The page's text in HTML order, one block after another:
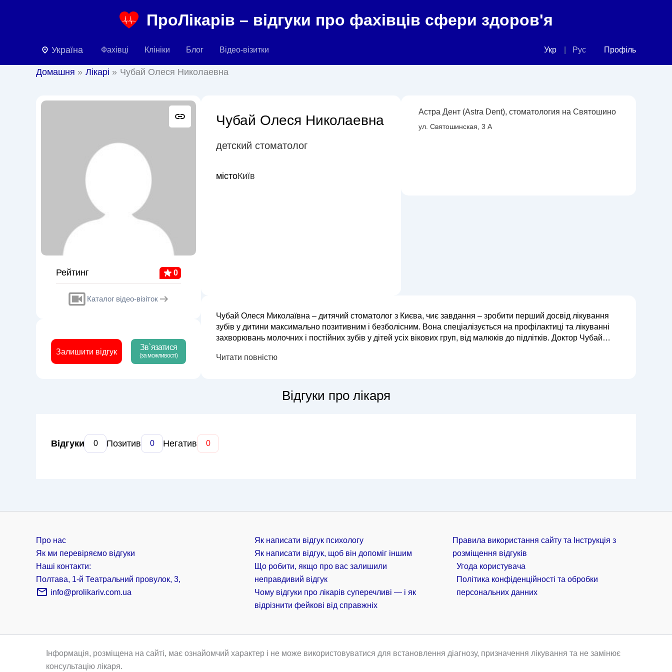
ПроЛікарів – відгуки про фахівців сфери здоров'я
Україна Фахівці Клініки Блог Відео-візитки Укр Рус Профіль
Домашня Лікарі Чубай Олеся Николаевна
Рейтинг 0
Каталог відео-візіток
Залишити відгук
Зв`язатися
(за можливості)
Чубай Олеся Николаевна
детский стоматолог
містоКиїв
Астра Дент (Astra Dent), стоматология на Святошино
ул. Святошинская, 3 А
Чубай Олеся Миколаївна – дитячий стоматолог з Києва, чиє завдання – зробити перший досвід лікування
зубів у дитини максимально позитивним і безболісним. Вона спеціалізується на профілактиці та лікуванні
захворювань молочних і постійних зубів у дітей усіх вікових груп, від малюків до підлітків. Доктор Чубай
Читати повністю
Відгуки про лікаря
Відгуки 0 Позитив 0 Негатив 0
Про нас
Як ми перевіряємо відгуки
Наші контакти:
Полтава, 1-й Театральний провулок, 3,
info@prolikariv.com.ua
Як написати відгук психологу
Як написати відгук, щоб він допоміг іншим
Що робити, якщо про вас залишили
неправдивий відгук
Чому відгуки про лікарів суперечливі — і як
відрізнити фейкові від справжніх
Правила використання сайту та Інструкція з
розміщення відгуків
Угода користувача
Політика конфіденційності та обробки
персональних данних
Інформація, розміщена на сайті, має ознайомчий характер і не може використовуватися для встановлення діагнозу, призначення лікування та не замінює
консультацію лікаря.